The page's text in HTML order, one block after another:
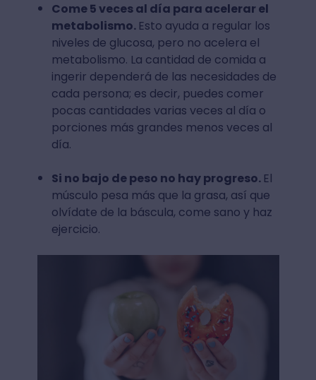
Come 5 veces al día para acelerar el
metabolismo. Esto ayuda a regular los
niveles de glucosa, pero no acelera el
metabolismo. La cantidad de comida a
ingerir dependerá de las necesidades de
cada persona; es decir, puedes comer
pocas cantidades varias veces al día o
porciones más grandes menos veces al
día.
Si no bajo de peso no hay progreso. El
músculo pesa más que la grasa, así que
olvídate de la báscula, come sano y haz
ejercicio.